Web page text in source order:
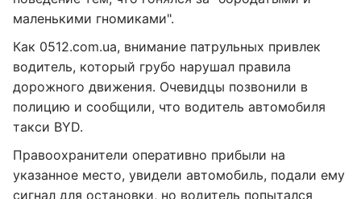
маленькими гномиками".
Как 0512.com.ua, внимание патрульных привлек
водитель, который грубо нарушал правила
дорожного движения. Очевидцы позвонили в
полицию и сообщили, что водитель автомобиля
такси ВYD.
Правоохранители оперативно прибыли на
указанное место, увидели автомобиль, подали ему
сигнал для остановки, но водитель попытался